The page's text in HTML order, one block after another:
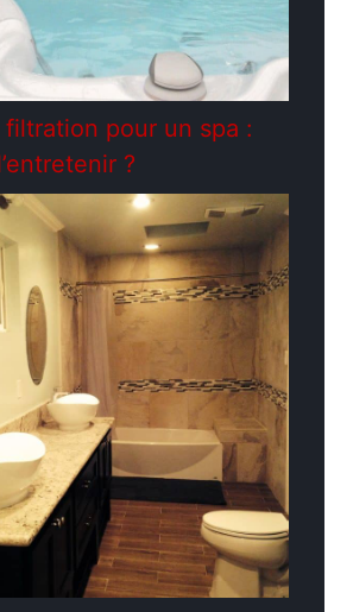
filtration pour un spa :
?